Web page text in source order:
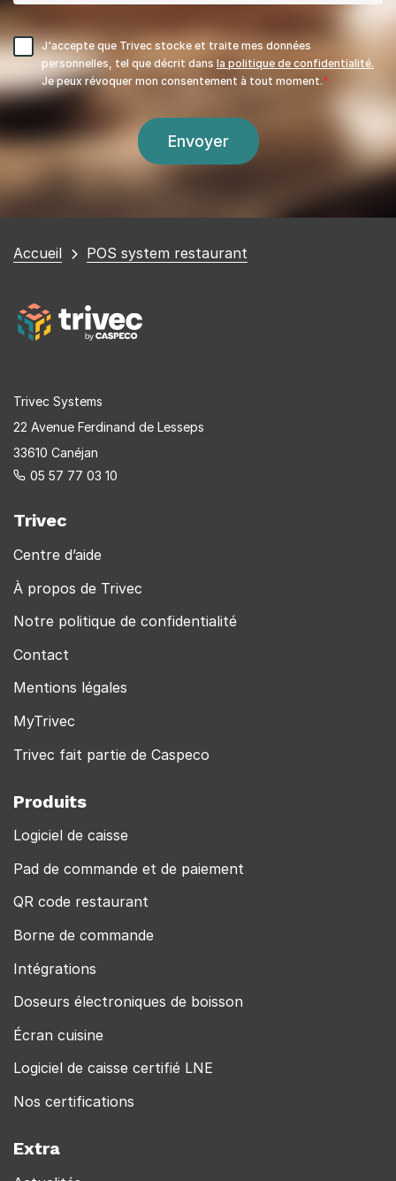
J'accepte que Trivec stocke et traite mes données
personnelles, tel que décrit dans la politique de confidentialité.
Je peux révoquer mon consentement à tout moment.
Vous
Accueil POS system restaurant
Trivec Systems
22 Avenue Ferdinand de Lesseps
33610 Canéjan
05 57 77 03 10
Trivec
Centre d’aide
À propos de Trivec
Notre politique de confidentialité
Contact
Mentions légales
MyTrivec
Trivec fait partie de Caspeco
Produits
Logiciel de caisse
Pad de commande et de paiement
QR code restaurant
Borne de commande
Intégrations
Doseurs électroniques de boisson
Écran cuisine
Logiciel de caisse certifié LNE
Nos certifications
Extra